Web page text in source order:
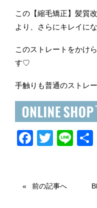
この【縮毛矯正】髪質
より、さらにキレイに
このストレートをかけ
す♡
手触りも普通のストレ
F
e
T
er
Li
前の記事へ